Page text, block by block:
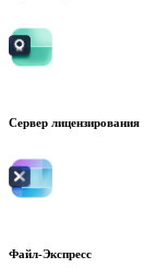
Сервер лицензирования
Файл-Экспресс